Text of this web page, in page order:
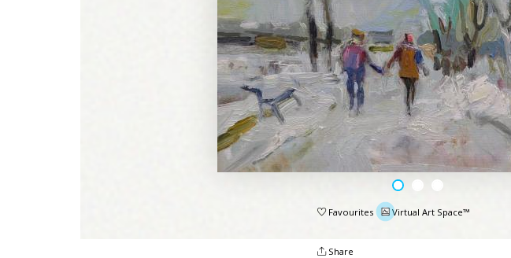
Favourites Virtual Art Space™
Share